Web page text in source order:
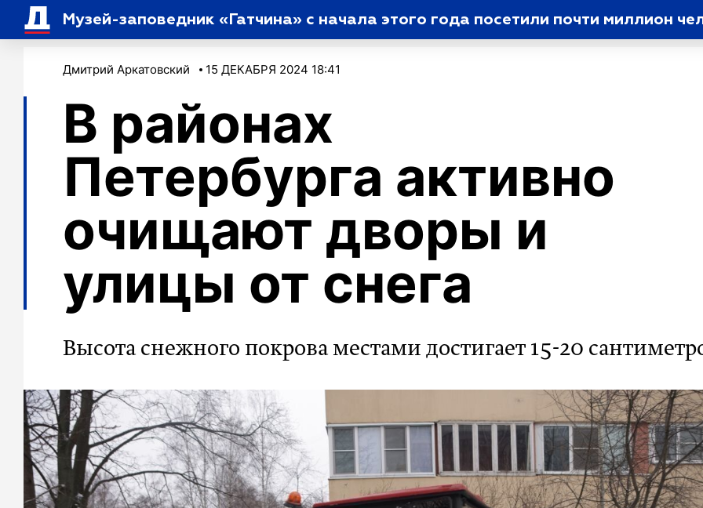
Музей-заповедник «Гатчина» с начала этого года посетили почти миллион
Дмитрий Аркатовский 15 ДЕКАБРЯ 2024 18:41
В районах
Петербурга активно
очищают дворы и
улицы от снега
Высота снежного покрова местами достигает 15-20